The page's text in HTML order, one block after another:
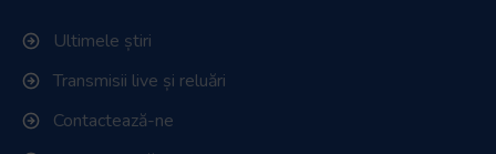
Ultimele știri
Transmisii live și reluări
Contactează-ne